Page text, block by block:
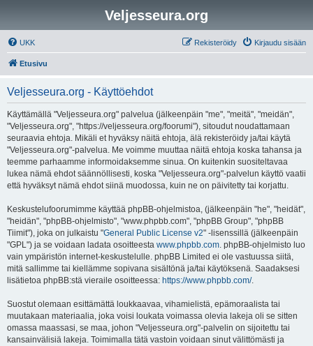
Veljesseura.org
UKK Kirjaudu sisään
Rekisteröidy
Etusivu
Veljesseura.org - Käyttöehdot
Käyttämällä "Veljesseura.org" palvelua (jälkeenpäin "me", "meitä", "meidän",
"Veljesseura.org", "https://veljesseura.org/foorumi"), sitoudut noudattamaan
seuraavia ehtoja. Mikäli et hyväksy näitä ehtoja, älä rekisteröidy ja/tai käytä
"Veljesseura.org"-palvelua. Me voimme muuttaa näitä ehtoja koska tahansa ja
teemme parhaamme informoidaksemme sinua. On kuitenkin suositeltavaa
lukea nämä ehdot säännöllisesti, koska "Veljesseura.org"-palvelun käyttö vaatii
että hyväksyt nämä ehdot siinä muodossa, kuin ne on päivitetty tai korjattu.
Keskustelufoorumimme käyttää phpBB-ohjelmistoa, (jälkeenpäin "he", "heidät",
"heidän", "phpBB-ohjelmisto", "www.phpbb.com", "phpBB Group", "phpBB
Tiimit"), joka on julkaistu "General Public License v2" -lisenssillä (jälkeenpäin
"GPL") ja se voidaan ladata osoitteesta www.phpbb.com. phpBB-ohjelmisto luo
vain ympäristön internet-keskustelulle. phpBB Limited ei ole vastuussa siitä,
mitä sallimme tai kiellämme sopivana sisältönä ja/tai käytöksenä. Saadaksesi
lisätietoa phpBB:stä vieraile osoitteessa: https://www.phpbb.com/.
Suostut olemaan esittämättä loukkaavaa, vihamielistä, epämoraalista tai
muutakaan materiaalia, joka voisi loukata voimassa olevia lakeja oli se sitten
omassa maassasi, se maa, johon "Veljesseura.org"-palvelin on sijoitettu tai
kansainvälisiä lakeja. Toimimalla tätä vastoin voidaan sinut välittömästi ja